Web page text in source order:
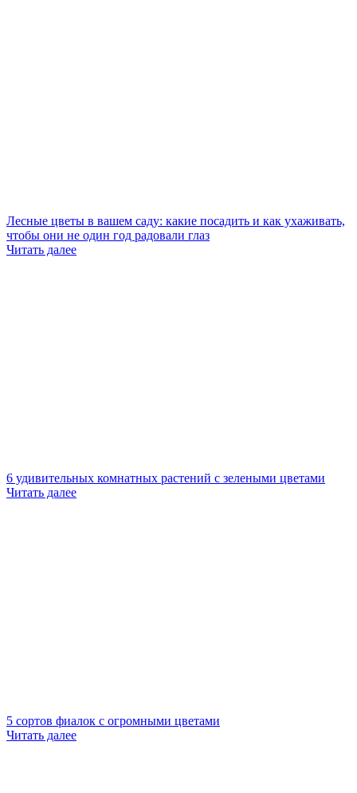
Лесные цветы в вашем саду: какие посадить и как ухаживать,
чтобы они не один год радовали глаз
Читать далее
6 удивительных комнатных растений с зелеными цветами
Читать далее
5 сортов фиалок с огромными цветами
Читать далее